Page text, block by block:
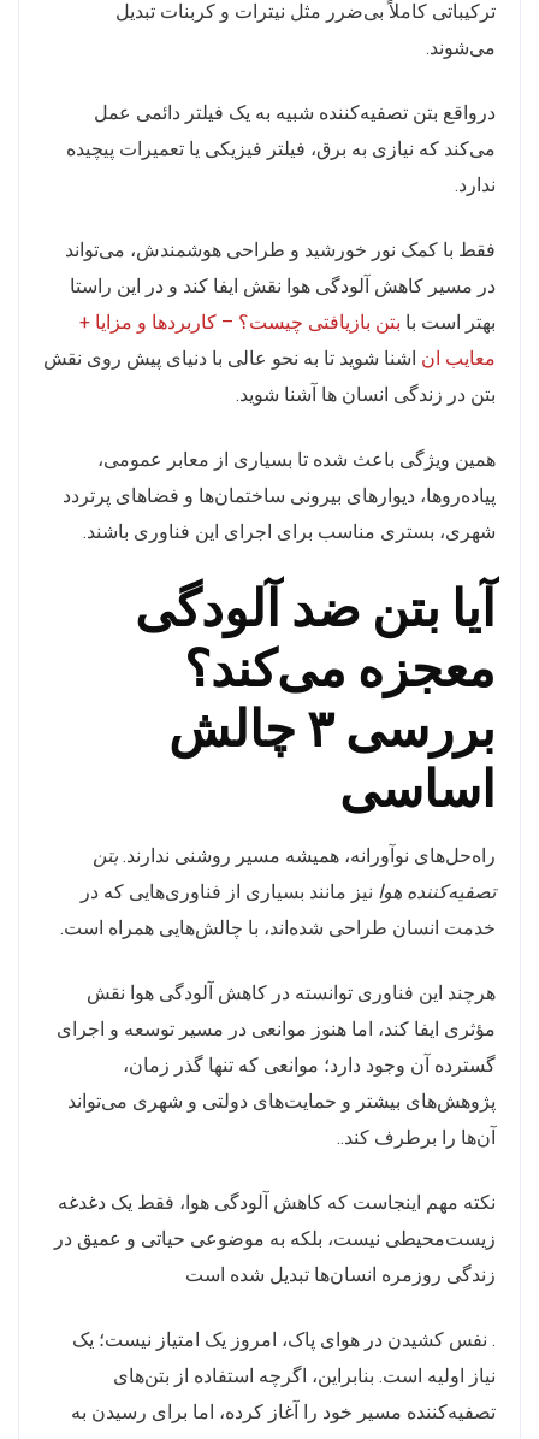
ترکیباتی کاملاً بی‌ضرر مثل نیترات و کربنات تبدیل
می‌شوند.
درواقع بتن تصفیه‌کننده شبیه به یک فیلتر دائمی عمل
می‌کند که نیازی به برق، فیلتر فیزیکی یا تعمیرات پیچیده
ندارد.
فقط با کمک نور خورشید و طراحی هوشمندش، می‌تواند
در مسیر کاهش آلودگی هوا نقش ایفا کند و در این راستا
بهتر است با بتن بازیافتی چیست؟ – کاربردها و مزایا +
معایب ان اشنا شوید تا به نحو عالی با دنیای پیش روی نقش
بتن در زندگی انسان ها آشنا شوید.
همین ویژگی باعث شده تا بسیاری از معابر عمومی،
پیاده‌روها، دیوارهای بیرونی ساختمان‌ها و فضاهای پرتردد
شهری، بستری مناسب برای اجرای این فناوری باشند.
آیا بتن ضد آلودگی
معجزه می‌کند؟
بررسی ۳ چالش
اساسی
راه‌حل‌های نوآورانه، همیشه مسیر روشنی ندارند. بتن
تصفیه‌کننده هوا نیز مانند بسیاری از فناوری‌هایی که در
خدمت انسان طراحی شده‌اند، با چالش‌هایی همراه است.
هرچند این فناوری توانسته در کاهش آلودگی هوا نقش
مؤثری ایفا کند، اما هنوز موانعی در مسیر توسعه و اجرای
گسترده آن وجود دارد؛ موانعی که تنها گذر زمان،
پژوهش‌های بیشتر و حمایت‌های دولتی و شهری می‌تواند
آن‌ها را برطرف کند..
نکته مهم اینجاست که کاهش آلودگی هوا، فقط یک دغدغه
زیست‌محیطی نیست، بلکه به موضوعی حیاتی و عمیق در
زندگی روزمره انسان‌ها تبدیل شده است
. نفس کشیدن در هوای پاک، امروز یک امتیاز نیست؛ یک
نیاز اولیه است. بنابراین، اگرچه استفاده از بتن‌های
تصفیه‌کننده مسیر خود را آغاز کرده، اما برای رسیدن به